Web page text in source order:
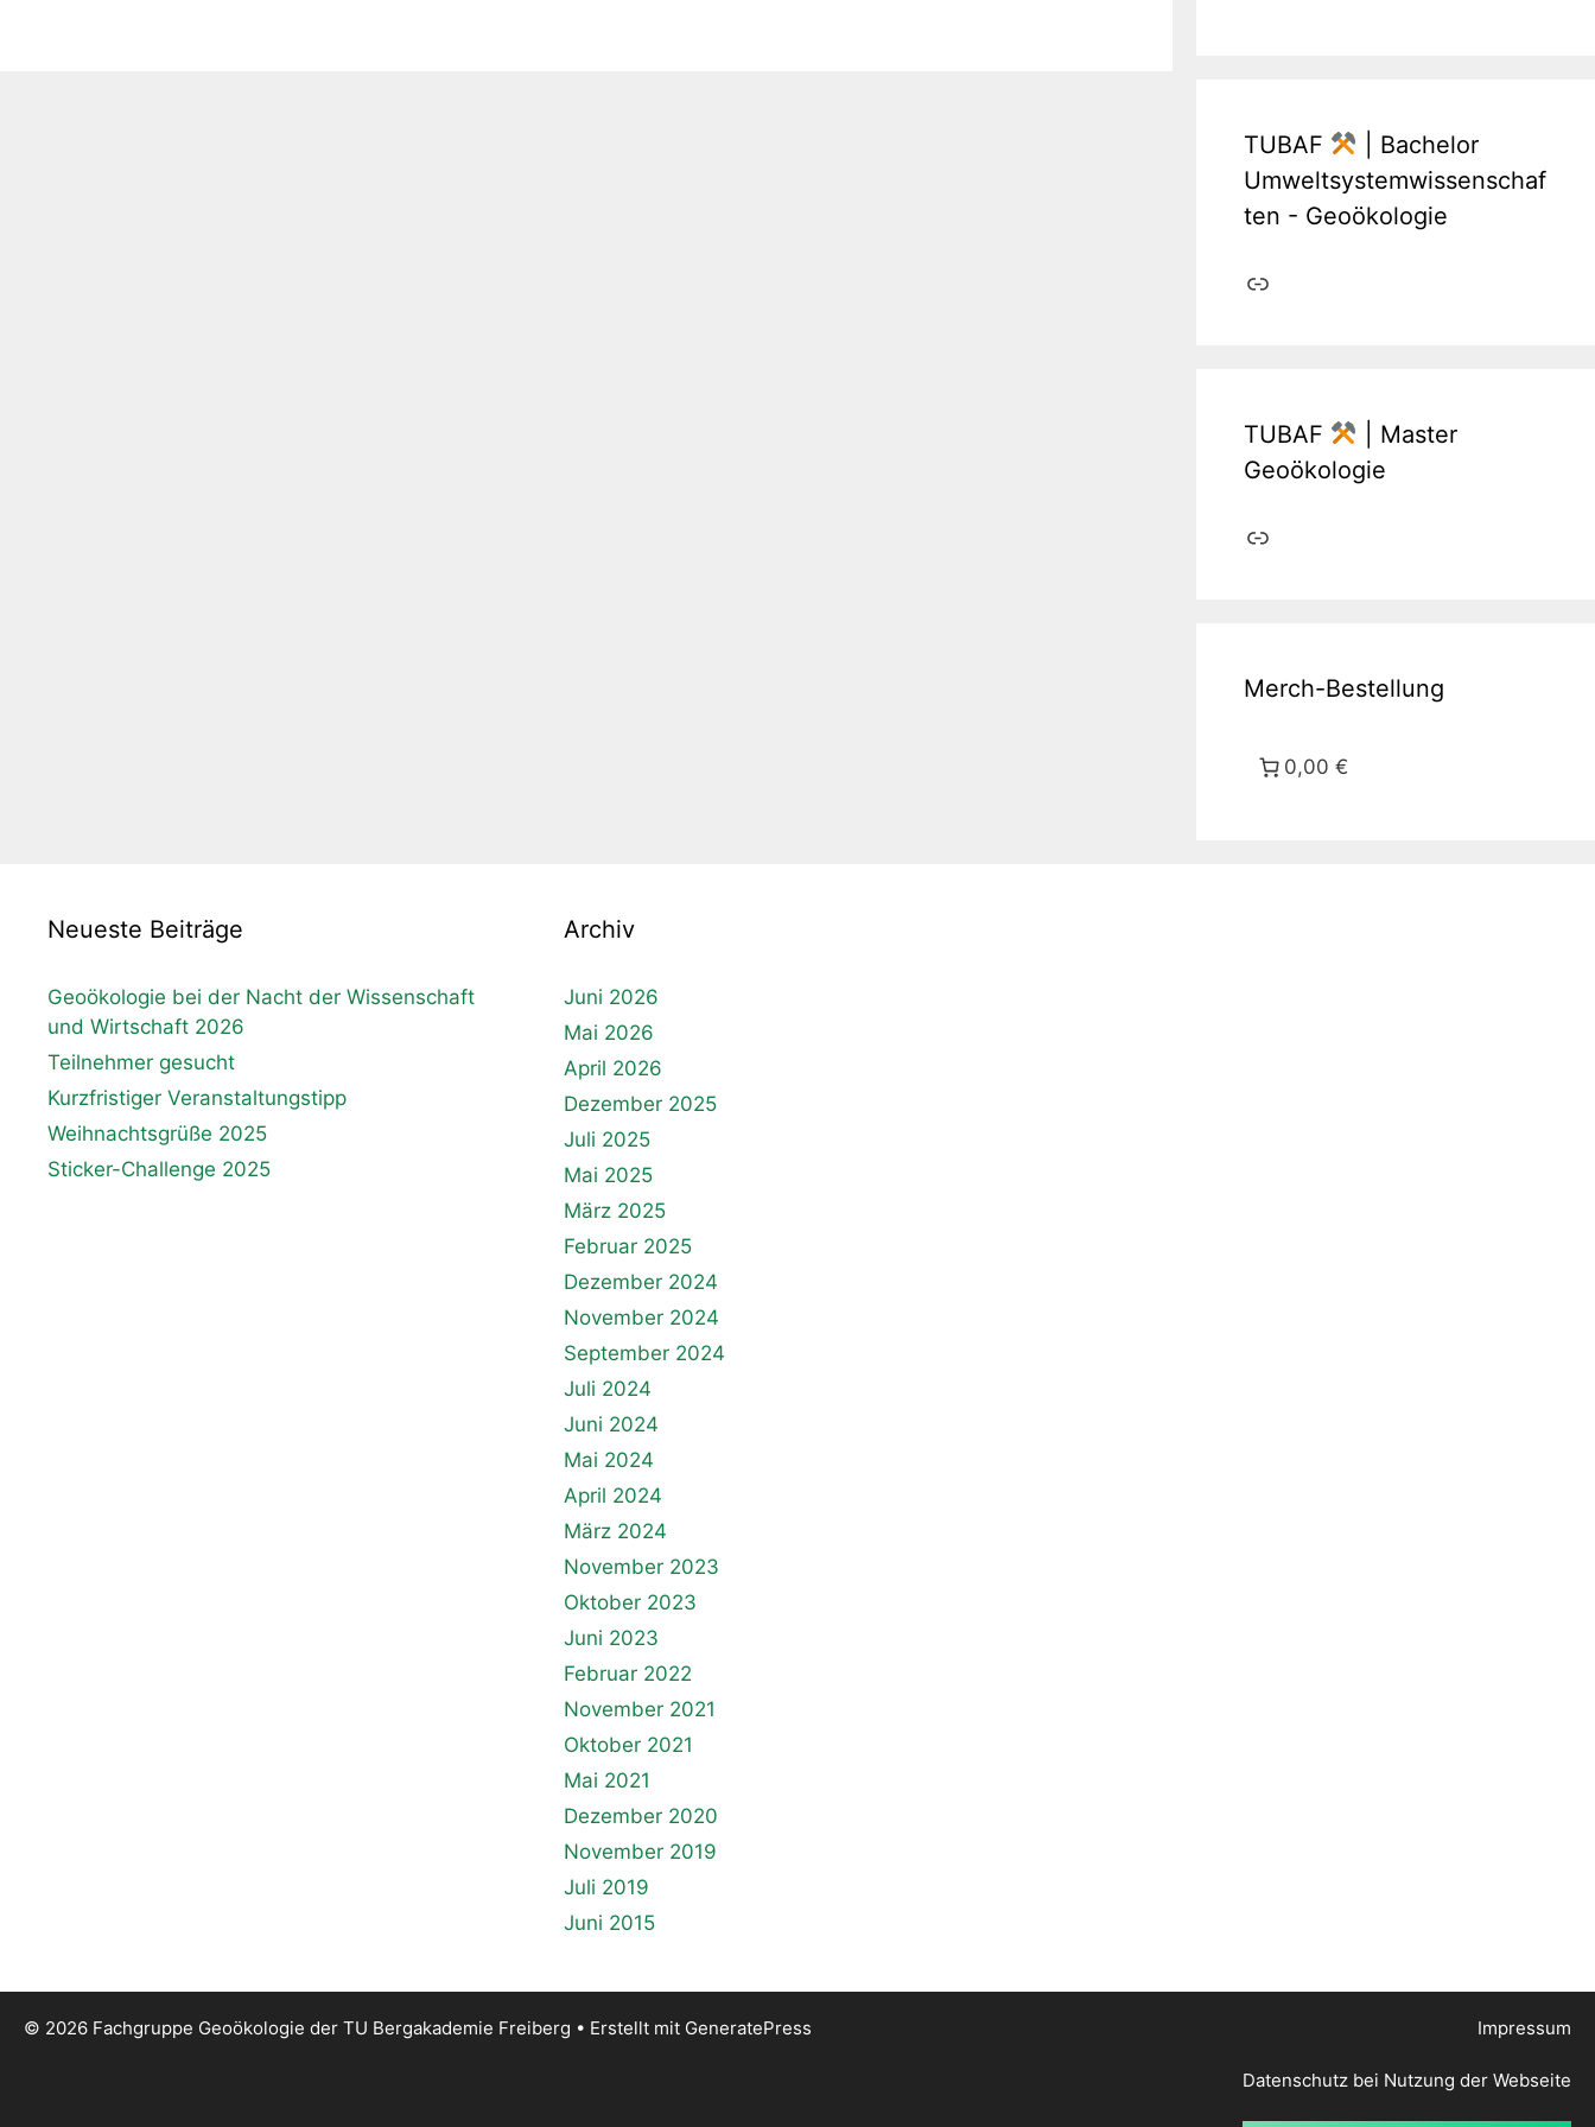
TUBAF
| Bachelor
Umweltsystemwissenschaf
ten - Geoökologie
Link
TUBAF
| Master
Geoökologie
Link
Merch-Bestellung
0,00 €
Neueste Beiträge
Geoökologie bei der Nacht der Wissenschaft
und Wirtschaft 2026
Teilnehmer gesucht
Kurzfristiger Veranstaltungstipp
Weihnachtsgrüße 2025
Sticker-Challenge 2025
Archiv
Juni 2026
Mai 2026
April 2026
Dezember 2025
Juli 2025
Mai 2025
März 2025
Februar 2025
Dezember 2024
November 2024
September 2024
Juli 2024
Juni 2024
Mai 2024
April 2024
März 2024
November 2023
Oktober 2023
Juni 2023
Februar 2022
November 2021
Oktober 2021
Mai 2021
Dezember 2020
November 2019
Juli 2019
Juni 2015
Impressum
Datenschutz bei Nutzung der Webseite
© 2026 Fachgruppe Geoökologie der TU Bergakademie Freiberg • Erstellt mit GeneratePress